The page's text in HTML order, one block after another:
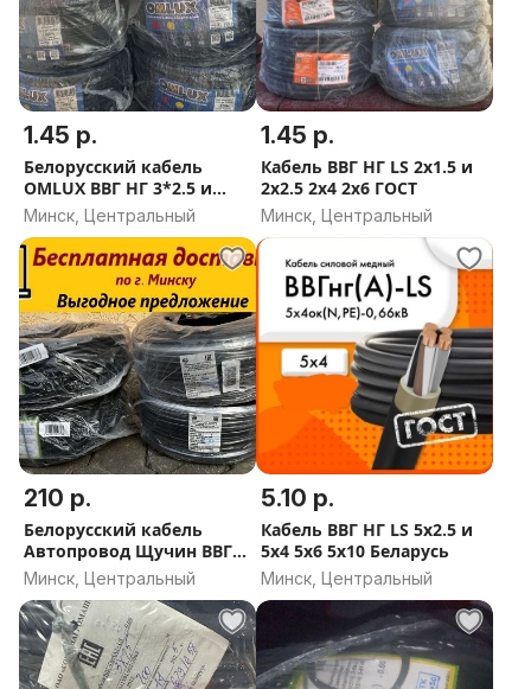
1.45 р.
Белорусский кабель
OMLUХ ВВГ НГ 3*2.5 и
3*1,5 ГОСТ
Минск, Центральный
1.45 р.
Кабель ВВГ НГ LS 2x1.5 и
2x2.5 2х4 2х6 ГОСТ
Минск, Центральный
210 р.
Белорусский кабель
Автопровод Щучин ВВГ
НГ LS 3х1.5 3х2.5
Минск, Центральный
5.10 р.
Кабель ВВГ НГ LS 5x2.5 и
5x4 5х6 5х10 Беларусь
Минск, Центральный